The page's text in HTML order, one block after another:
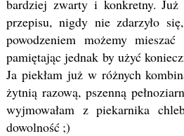
bardziej zwarty i konkretny. Już
przepisu, nigdy nie zdarzyło
powodzeniem możemy
pamiętając jednak by użyć
Ja piekłam już w różnych
żytnią razową, pszenną
wyjmowałam z piekarnika
dowolność ;)